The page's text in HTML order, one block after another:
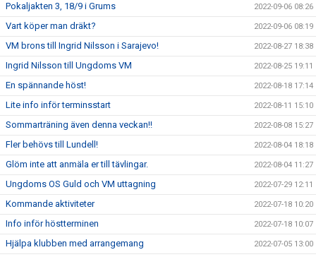
Pokaljakten 3, 18/9 i Grums 2022-09-06 08:26
Vart köper man dräkt? 2022-09-06 08:19
VM brons till Ingrid Nilsson i Sarajevo! 2022-08-27 18:38
Ingrid Nilsson till Ungdoms VM 2022-08-25 19:11
En spännande höst! 2022-08-18 17:14
Lite info inför terminsstart 2022-08-11 15:10
Sommarträning även denna veckan!! 2022-08-08 15:27
Fler behövs till Lundell! 2022-08-04 18:18
Glöm inte att anmäla er till tävlingar. 2022-08-04 11:27
Ungdoms OS Guld och VM uttagning 2022-07-29 12:11
Kommande aktiviteter 2022-07-18 10:20
Info inför höstterminen 2022-07-18 10:07
Hjälpa klubben med arrangemang 2022-07-05 13:00